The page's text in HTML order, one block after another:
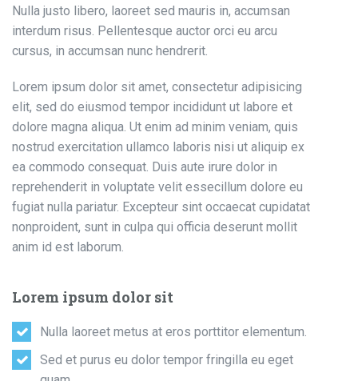
Nulla justo libero, laoreet sed mauris in, accumsan
interdum risus. Pellentesque auctor orci eu arcu
cursus, in accumsan nunc hendrerit.
Lorem ipsum dolor sit amet, consectetur adipisicing
elit, sed do eiusmod tempor incididunt ut labore et
dolore magna aliqua. Ut enim ad minim veniam, quis
nostrud exercitation ullamco laboris nisi ut aliquip ex
ea commodo consequat. Duis aute irure dolor in
reprehenderit in voluptate velit essecillum dolore eu
fugiat nulla pariatur. Excepteur sint occaecat cupidatat
nonproident, sunt in culpa qui officia deserunt mollit
anim id est laborum.
Lorem ipsum dolor sit
Nulla laoreet metus at eros porttitor elementum.
Sed et purus eu dolor tempor fringilla eu eget